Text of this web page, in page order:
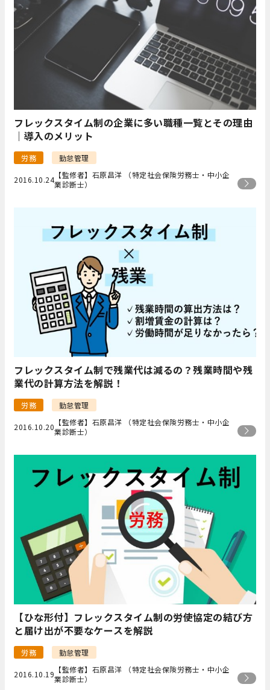
フレックスタイム制の企業に多い職種一覧とその理由
｜導入のメリット
労務 勤怠管理
2016.10.24 【監修者】石原昌洋 （特定社会保険労務士・中小企
業診断士）
フレックスタイム制で残業代は減るの？残業時間や残
業代の計算方法を解説！
労務 勤怠管理
2016.10.20 【監修者】石原昌洋 （特定社会保険労務士・中小企
業診断士）
【ひな形付】フレックスタイム制の労使協定の結び方
と届け出が不要なケースを解説
労務 勤怠管理
2016.10.19 【監修者】石原昌洋 （特定社会保険労務士・中小企
業診断士）